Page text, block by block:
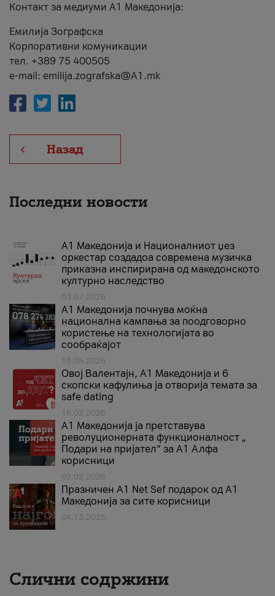
Контакт за медиуми А1 Македонија:
Емилија Зографска
Корпоративни комуникации
тел. +389 75 400505
e-mail: emilija.zografska@A1.mk
Назад
Последни новости
А1 Македонија и Националниот џез
оркестар создадоа современа музичка
приказна инспирирана од македонското
културно наследство
03.07.2026
A1 Македонија почнува моќна
национална кампања за поодговорно
користење на технологијата во
сообраќајот
18.05.2026
Овој Валентајн, A1 Македонија и 6
скопски кафулиња ја отворија темата за
safe dating
16.02.2026
А1 Македонија ја претставува
револуционерната функционалност „
Подари на пријател“ за А1 Алфа
корисници
02.02.2026
Празничен A1 Net Sеf подарок од А1
Македонија за сите корисници
04.12.2025
Слични содржини